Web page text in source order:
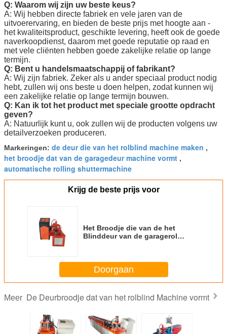
Q: Waarom wij zijn uw beste keus?
A: Wij hebben directe fabriek en vele jaren van de
uitvoerervaring, en bieden de beste prijs met hoogte aan -
het kwaliteitsproduct, geschikte levering, heeft ook de goede
naverkoopdienst, daarom met goede reputatie op raad en
met vele cliënten hebben goede zakelijke relatie op lange
termijn.
Q: Bent u handelsmaatschappij of fabrikant?
A: Wij zijn fabriek. Zeker als u ander speciaal product nodig
hebt, zullen wij ons beste u doen helpen, zodat kunnen wij
een zakelijke relatie op lange termijn bouwen.
Q: Kan ik tot het product met speciale grootte opdracht
geven?
A: Natuurlijk kunt u, ook zullen wij de producten volgens uw
detailverzoeken produceren.
Markeringen: de deur die van het rolblind machine maken ,
het broodje dat van de garagedeur machine vormt ,
automatische rolling shuttermachine
Krijg de beste prijs voor
Het Broodje die van de het
Blinddeur van de garagerol
Doorgaan
Meer De Deurbroodje dat van het rolblind Machine vormt